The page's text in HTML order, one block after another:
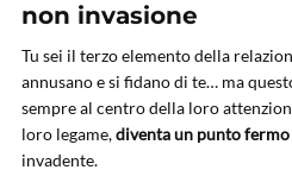
non invasione
Tu sei il terzo elemento della
annusano e si fidano di te… ma
sempre al centro della loro
loro legame,diventa un punto
invadente.